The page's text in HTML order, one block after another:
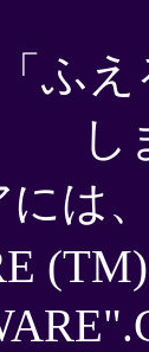
ふ
し
は